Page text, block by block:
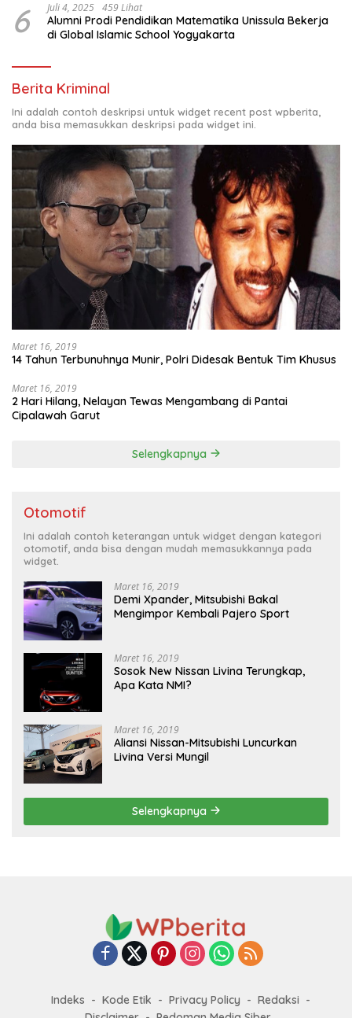
6 Juli 4, 2025 459 Lihat
Alumni Prodi Pendidikan Matematika Unissula Bekerja
di Global Islamic School Yogyakarta
Berita Kriminal
Ini adalah contoh deskripsi untuk widget recent post wpberita,
anda bisa memasukkan deskripsi pada widget ini.
Maret 16, 2019
14 Tahun Terbunuhnya Munir, Polri Didesak Bentuk Tim Khusus
Maret 16, 2019
2 Hari Hilang, Nelayan Tewas Mengambang di Pantai
Cipalawah Garut
Selengkapnya
Otomotif
Ini adalah contoh keterangan untuk widget dengan kategori
otomotif, anda bisa dengan mudah memasukkannya pada
widget.
Maret 16, 2019
Demi Xpander, Mitsubishi Bakal
Mengimpor Kembali Pajero Sport
Maret 16, 2019
Sosok New Nissan Livina Terungkap,
Apa Kata NMI?
Maret 16, 2019
Aliansi Nissan-Mitsubishi Luncurkan
Livina Versi Mungil
Selengkapnya
Indeks Kode Etik Privacy Policy
Redaksi